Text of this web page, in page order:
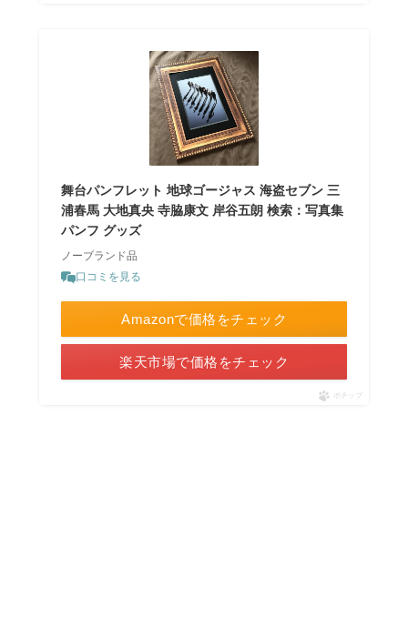
舞台パンフレット 地球ゴージャス 海盗セブン 三
浦春馬 大地真央 寺脇康文 岸谷五朗 検索：写真集
パンフ グッズ
ノーブランド品
口コミを見る
Amazonで価格をチェック
楽天市場で価格をチェック
ポチップ